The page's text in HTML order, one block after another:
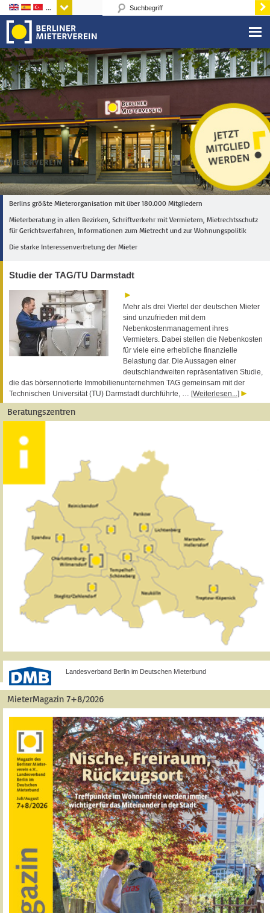
Sprachen
Berlins größte Mieterorganisation mit über 180.000 Mitgliedern
Mieterberatung in allen Bezirken, Schriftverkehr mit Vermietern, Mietrechtsschutz
für Gerichtsverfahren, Informationen zum Mietrecht und zur Wohnungspolitik
Die starke Interessenvertretung der Mieter
Studie der TAG/TU Darmstadt
Mehr als drei Viertel der deutschen Mieter
sind unzufrieden mit dem
Nebenkostenmanagement ihres
Vermieters. Dabei stellen die Nebenkosten
für viele eine erhebliche finanzielle
Belastung dar. Die Aussagen einer
deutschlandweiten repräsentativen Studie,
die das börsennotierte Immobilienunternehmen TAG gemeinsam mit der
Technischen Universität (TU) Darmstadt durchführte, … [Weiterlesen...]
Beratungszentren
Landesverband Berlin im Deutschen Mieterbund
MieterMagazin 7+8/2026